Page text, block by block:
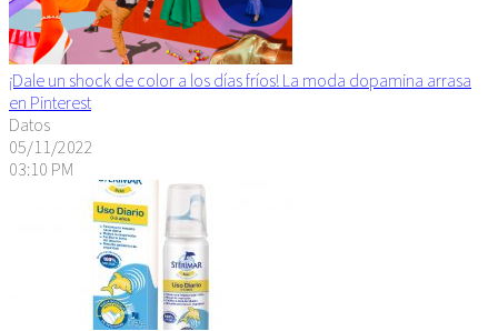
¡Dale un shock de color a los días fríos! La moda dopamina arrasa
en Pinterest
Datos
05/11/2022
03:10 PM